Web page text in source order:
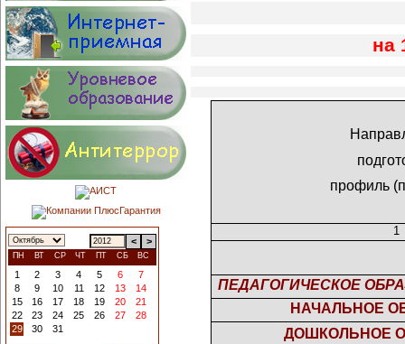
< >
ПН ВТ СР ЧТ ПТ СБ ВС
1 2 3 4 5 6
7
8
9 10 11 12 13
14
15
16 17 18 19 20
21
22
23 24 25 26 27
28
29
30 31
на
профиль
1
ПЕДАГОГИЧЕСКОЕ
НАЧАЛЬНОЕ
ДОШКОЛЬНОЕ